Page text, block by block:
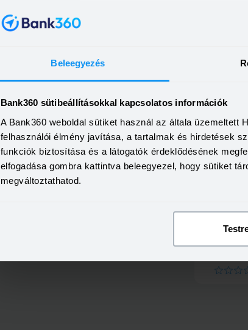
Beleegyezés
Bank360 sütibeállításokkal kapcsolatos információk
A Bank360 weboldal sütiket használ az általa üzemeltett
felhasználói élmény javítása, a tartalmak és hirdetések
funkciók biztosítása és a látogatók érdeklődésének
elfogadása gombra kattintva beleegyezel, hogy sütiket
megváltoztathatod.